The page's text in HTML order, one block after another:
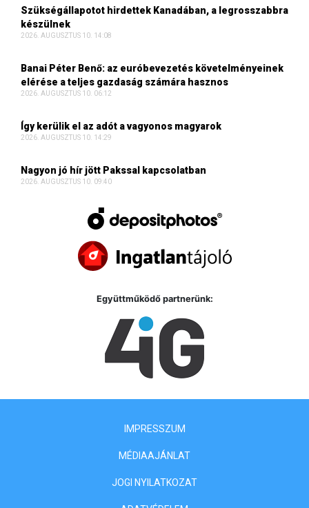
Szükségállapotot hirdettek Kanadában, a legrosszabbra
készülnek
2026. AUGUSZTUS 10. 14:08
Banai Péter Benő: az euróbevezetés követelményeinek
elérése a teljes gazdaság számára hasznos
2026. AUGUSZTUS 10. 06:12
Így kerülik el az adót a vagyonos magyarok
2026. AUGUSZTUS 10. 14:29
Nagyon jó hír jött Pakssal kapcsolatban
2026. AUGUSZTUS 10. 09:40
Együttműködő partnerünk:
IMPRESSZUM
MÉDIAAJÁNLAT
JOGI NYILATKOZAT